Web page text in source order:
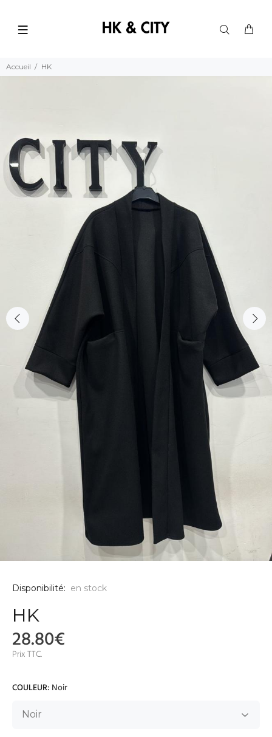
Accueil HK
Disponibilité: en stock
HK
28.80€
Prix TTC.
COULEUR: Noir